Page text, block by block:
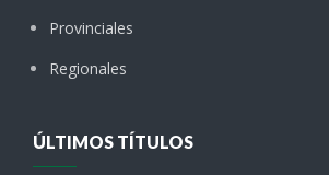
Provinciales
Regionales
ÚLTIMOS TÍTULOS